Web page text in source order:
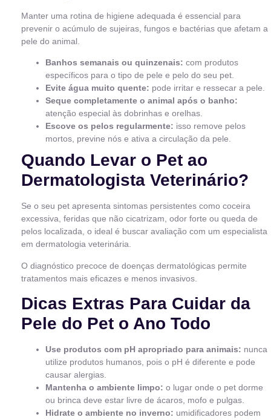
Manter uma rotina de higiene adequada é essencial para
prevenir o acúmulo de sujeiras, fungos e bactérias que afetam a
pele do animal.
Banhos semanais ou quinzenais: com produtos
específicos para o tipo de pele e pelo do seu pet.
Evite água muito quente: pode irritar e ressecar a pele.
Seque completamente o animal após o banho:
atenção especial às dobrinhas e orelhas.
Escove os pelos regularmente: isso remove pelos
mortos, previne nós e ativa a circulação da pele.
Quando Levar o Pet ao
Dermatologista Veterinário?
Se o seu pet apresenta sintomas persistentes como coceira
excessiva, feridas que não cicatrizam, odor forte ou queda de
pelos localizada, o ideal é buscar avaliação com um especialista
em dermatologia veterinária.
O diagnóstico precoce de doenças dermatológicas permite
tratamentos mais eficazes e menos invasivos.
Dicas Extras Para Cuidar da
Pele do Pet o Ano Todo
Use produtos com pH apropriado para animais: nunca
utilize produtos humanos, pois o pH é diferente e pode
causar alergias.
Mantenha o ambiente limpo: o lugar onde o pet dorme
ou brinca deve estar livre de ácaros, mofo e pulgas.
Hidrate o ambiente no inverno: umidificadores podem